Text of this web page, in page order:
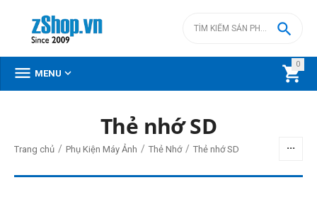
0


 MENU 
Thẻ nhớ SD
Trang chủ / Phụ Kiện Máy Ảnh / Thẻ Nhớ / Thẻ nhớ SD